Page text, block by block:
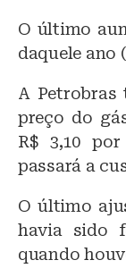
O último
daquele ano
A Petrobras
preço do
R$ 3,10
passará a
O último
havia sido
quando